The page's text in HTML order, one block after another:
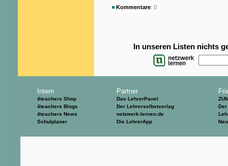
Kommentare: 0
In unseren Listen nichts
Intern
4teachers Shop
4teachers Blogs
4teachers News
Schulplaner
Partner
Das LehrerPanel
Der Lehrerselbstverlag
netzwerk-lernen.de
Die LehrerApp